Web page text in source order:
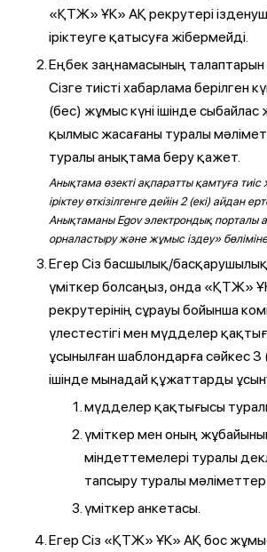
«ҚТЖ» ҰК» АҚ рекрутері
іріктеуге қатысуға жібермейді.
Еңбек заңнамасының
Сізге тиісті хабарлама берілген
(бес) жұмыс күні ішінде
қылмыс жасағаны туралы
туралы анықтама беру қажет.
Анықтама өзекті ақпаратты қамтуға
іріктеу өткізілгенге дейін 2 (екі) айдан
Анықтаманы Egov электрондық порталы
орналастыру және жұмыс іздеу»
Егер Сіз басшылық/
үміткер болсаңыз, онда «ҚТЖ»
рекрутерінің сұрауы бойынша
үлестестігі мен мүдделер
ұсынылған шаблондарға сәйкес 3
ішінде мынадай құжаттарды
мүдделер қақтығысы
үміткер мен оның
міндеттемелері туралы
тапсыру туралы
үміткер анкетасы.
Егер Сіз «ҚТЖ» ҰК» АҚ бос